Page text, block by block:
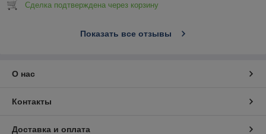
Сделка подтверждена через корзину
Показать все отзывы
О нас
Контакты
Доставка и оплата